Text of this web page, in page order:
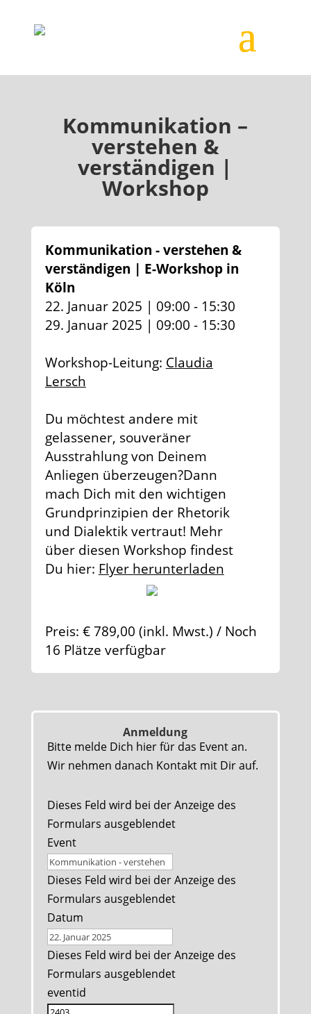
Kommunikation –
verstehen &
verständigen |
Workshop
Kommunikation - verstehen &
verständigen | E-Workshop in
Köln
22. Januar 2025 | 09:00 - 15:30
29. Januar 2025 | 09:00 - 15:30
Workshop-Leitung: Claudia
Lersch
Du möchtest andere mit
gelassener, souveräner
Ausstrahlung von Deinem
Anliegen überzeugen?Dann
mach Dich mit den wichtigen
Grundprinzipien der Rhetorik
und Dialektik vertraut! Mehr
über diesen Workshop findest
Du hier: Flyer herunterladen
Preis: € 789,00 (inkl. Mwst.) / Noch
16 Plätze verfügbar
Anmeldung
Bitte melde Dich hier für das Event an.
Wir nehmen danach Kontakt mit Dir auf.
Dieses Feld wird bei der Anzeige des
Formulars ausgeblendet
Event
Dieses Feld wird bei der Anzeige des
Formulars ausgeblendet
Datum
Dieses Feld wird bei der Anzeige des
Formulars ausgeblendet
eventid